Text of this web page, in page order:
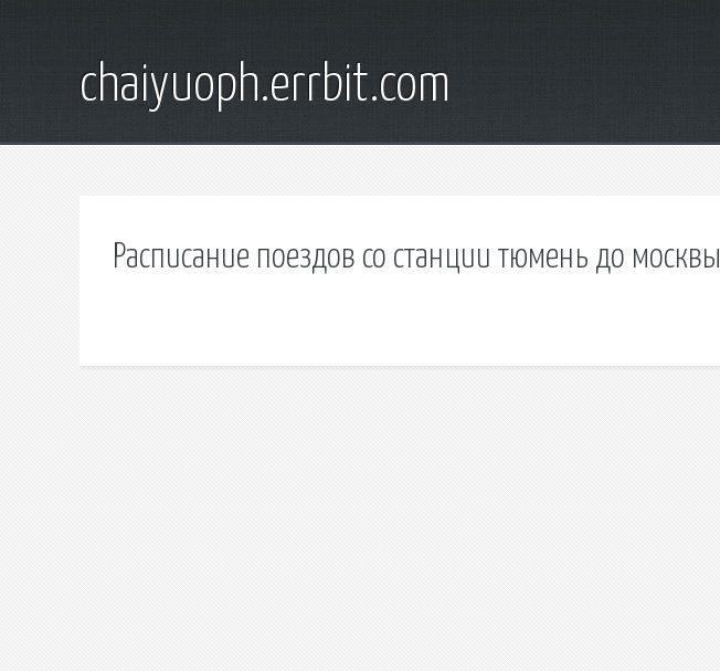
chaiyuoph.errbit.com
Расписание поездов со станции тюмень до москвы